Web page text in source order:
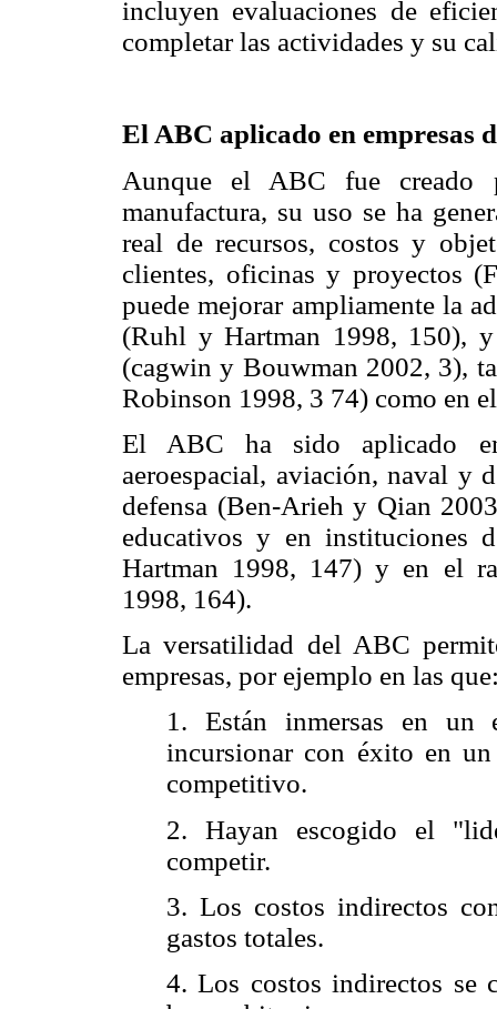
incluyen evaluaciones de
completar las actividades y su
El ABC aplicado en empresas
Aunque el ABC fue creado
manufactura, su uso se ha
real de recursos, costos y
clientes, oficinas y proyectos
puede mejorar ampliamente la
(Ruhl y Hartman 1998, 150),
(cagwin y Bouwman 2002, 3),
Robinson 1998, 3 74) como en
El ABC ha sido aplicado
aeroespacial, aviación, naval y
defensa (Ben-Arieh y Qian
educativos y en instituciones
Hartman 1998, 147) y en el
1998, 164).
La versatilidad del ABC
empresas, por ejemplo en las
1. Están inmersas en un
incursionar con éxito en
competitivo.
2. Hayan escogido el
competir.
3. Los costos indirectos
gastos totales.
4. Los costos indirectos se